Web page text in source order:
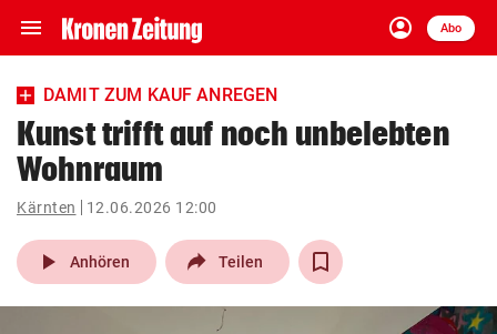
menu Navigation
ein-/ausklappen
account_circle
Anmelden
Abo
close Schließen
account_circle Anmelden
pin_drop
Wien arrow_right
bookmark
DAMIT ZUM KAUF ANREGEN
Kunst trifft auf noch unbelebten
Wohnraum
Kärnten 12.06.2026 12:00
play_arrow Anhören Teilen